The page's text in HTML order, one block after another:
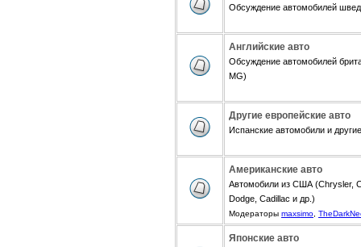
Обсуждение автомобилей
Английские авто
Обсуждение автомобилей
MG)
Другие европейские авто
Испанские автомобили и
Американские авто
Автомобили из США (Chrysler,
Dodge, Cadillac и др.)
Модераторы maxsimo
Японские авто